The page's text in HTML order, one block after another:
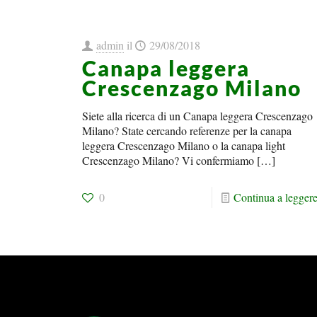
admin il 29/08/2018
Canapa leggera
Crescenzago Milano
Siete alla ricerca di un Canapa leggera Crescenzago
Milano? State cercando referenze per la canapa
leggera Crescenzago Milano o la canapa light
Crescenzago Milano? Vi confermiamo[…]
0 Continua a